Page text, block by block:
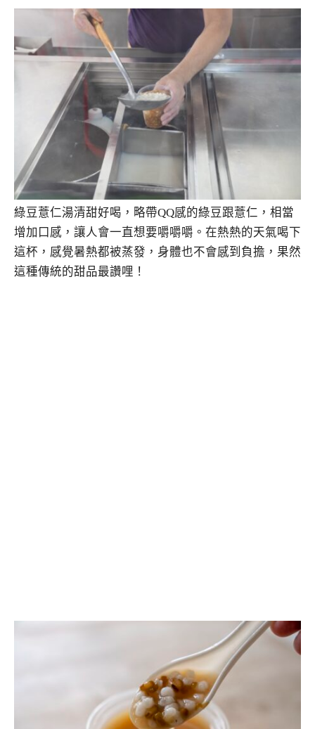
綠豆薏仁湯清甜好喝，略帶QQ感的綠豆跟薏仁，相當
增加口感，讓人會一直想要嚼嚼嚼。在熱熱的天氣喝下
這杯，感覺暑熱都被蒸發，身體也不會感到負擔，果然
這種傳統的甜品最讚哩！